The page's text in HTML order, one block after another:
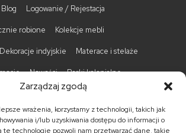
Zarządzaj zgodą
wrażenia, korzystamy z technologii, takich jak
i/lub uzyskiwania dostępu do informacji o
te technologie pozwoli nam przetwarzać dane, takie
Blog Logowanie / Rejestacja
robione Kolekcje mebli
Dekoracje indyjskie Materace i stelaże
Nowości Barki kolonialne
Komody kolonialne Krzesła kolonialne
kolonialne Łóżka kolonialne